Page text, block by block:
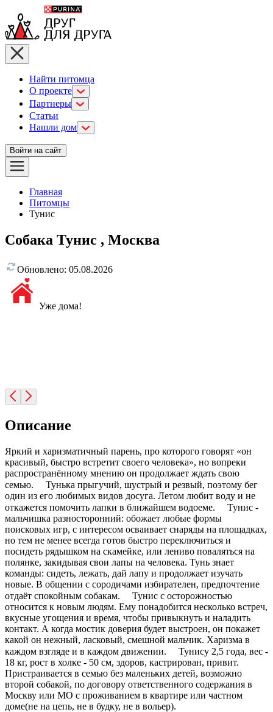
Найти питомца
О проекте
Партнеры
Статьи
Нашли дом
Войти на сайт
Главная
Питомцы
Тунис
Собака Тунис , Москва
Обновлено: 05.08.2026
Уже дома!
Описание
Яркий и харизматичный парень, про которого говорят «он
красивый, быстро встретит своего человека», но вопреки
распространённому мнению он продолжает ждать свою
семью. ⠀ Тунька прыгучий, шустрый и резвый, поэтому бег
один из его любимых видов досуга. Летом любит воду и не
откажется помочить лапки в ближайшем водоеме. ⠀ Тунис -
мальчишка разносторонний: обожает любые формы
поисковых игр, с интересом осваивает снаряды на площадках,
но тем не менее всегда готов быстро переключиться и
посидеть рядышком на скамейке, или лениво поваляться на
полянке, закидывая свои лапы на человека. Тунь знает
команды: сидеть, лежать, дай лапу и продолжает изучать
новые. В общении с сородичами избирателен, предпочтение
отдаёт спокойным собакам. ⠀ Тунис с осторожностью
относится к новым людям. Ему понадобится несколько встреч,
вкусные угощения и время, чтобы привыкнуть и наладить
контакт. А когда мостик доверия будет выстроен, он покажет
какой он нежный, ласковый, смешной мальчик. Харизма в
каждом взгляде и в каждом движении. ⠀ Тунису 2,5 года, вес -
18 кг, рост в холке - 50 см, здоров, кастрирован, привит.
Пристраивается в семью без маленьких детей, возможно
второй собакой, по договору ответственного содержания в
Москву или МО с проживанием в квартире или частном
доме(не на цепь, не в будку, не в вольер).